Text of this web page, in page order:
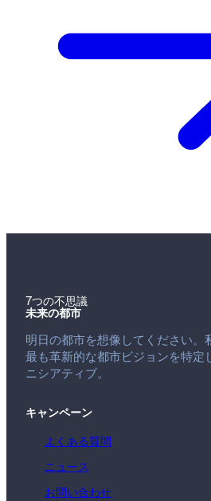
7つの不思議
未来の都市
明日の都市を想像してください。
最も革新的な都市ビジョンを特定
ニシアティブ。
キャンペーン
よくある質問
ニュース
お問い合わせ